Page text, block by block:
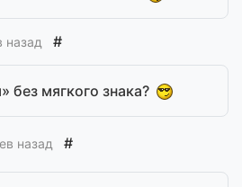
назад #
без мягкого знака?
назад #